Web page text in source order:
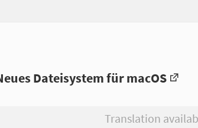
Dateisystem für macOS
Translation